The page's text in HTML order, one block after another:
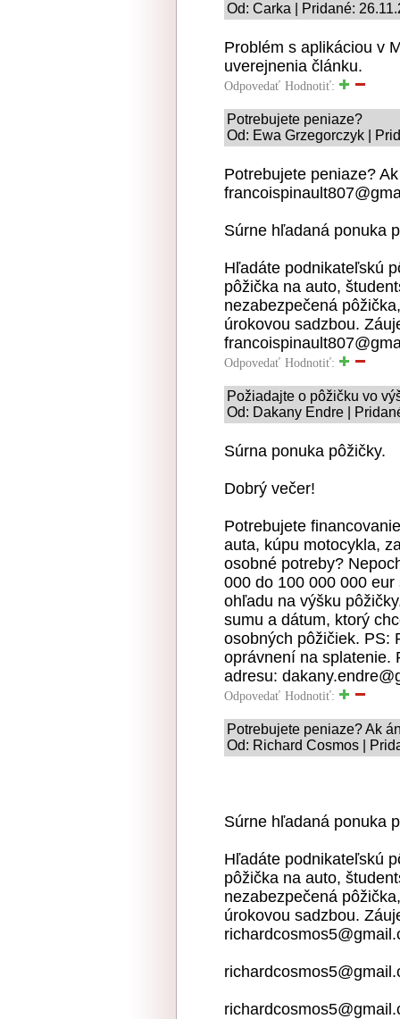
Od: Carka | Pridané:
Problém s aplikáciou v
uverejnenia článku.
Odpovedať Hodnotiť:
Potrebujete peniaze?
Od: Ewa Grzegorczyk |
Potrebujete peniaze?
Súrne hľadaná ponuka
Hľadáte podnikateľskú
pôžička na auto,
nezabezpečená
úrokovou sadzbou.
Odpovedať Hodnotiť:
Požiadajte o pôžičku vo
Od: Dakany Endre |
Súrna ponuka pôžičky.
Dobrý večer!
Potrebujete
auta, kúpu motocykla,
osobné potreby?
000 do 100 000 000
ohľadu na výšku
sumu a dátum, ktorý
osobných pôžičiek. PS:
oprávnení na splatenie.
adresu:
Odpovedať Hodnotiť:
Potrebujete peniaze? Ak
Od: Richard Cosmos |
Súrne hľadaná ponuka
Hľadáte podnikateľskú
pôžička na auto,
nezabezpečená
úrokovou sadzbou.